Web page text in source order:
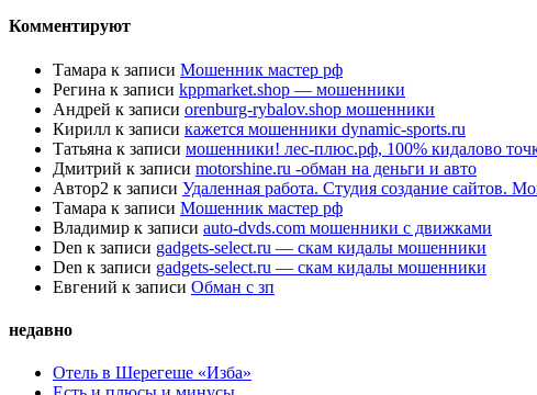
Комментируют
Тамара к записи Мошенник мастер рф
Регина к записи kppmarket.shop — мошенники
Андрей к записи orenburg-rybalov.shop мошенники
Кирилл к записи кажется мошенники dynamic-sports.ru
Татьяна к записи мошенники! лес-плюс.рф, 100% кидалово
Дмитрий к записи motorshine.ru -обман на деньги и авто
Автор2 к записи Удаленная работа. Студия создание сайтов.
Тамара к записи Мошенник мастер рф
Владимир к записи auto-dvds.com мошенники с движками
Den к записи gadgets-select.ru — скам кидалы мошенники
Den к записи gadgets-select.ru — скам кидалы мошенники
Евгений к записи Обман с зп
недавно
Отель в Шерегеше «Изба»